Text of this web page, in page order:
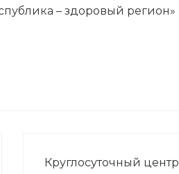
– здоровый регион»
Круглосуточный центр